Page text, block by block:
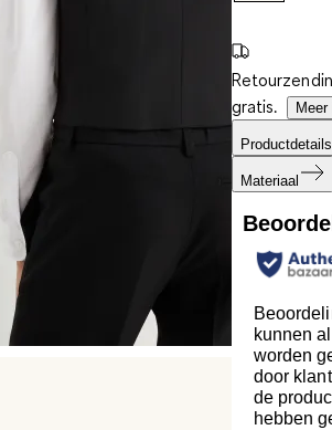
gratis.
Productdetails
Materiaal
kunnen
worden
door
de
hebben